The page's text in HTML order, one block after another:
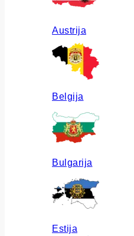
Austrija
Belgija
Bulgarija
Estija